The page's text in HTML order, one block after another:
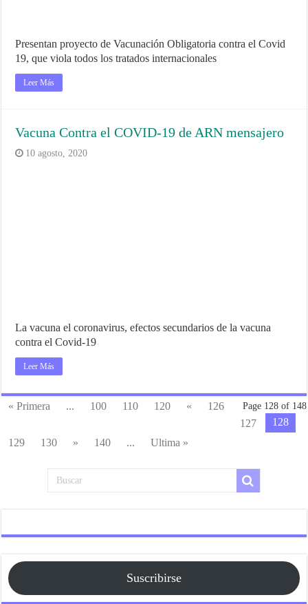
Presentan proyecto de Vacunación Obligatoria contra el Covid
19, que viola todos los tratados internacionales
Leer Más
Vacuna Contra el COVID-19 de ARN mensajero
10 agosto, 2020
La vacuna el coronavirus, efectos secundarios de la vacuna
contra el Covid-19
Leer Más
Page 128 of 148
« Primera ... 100 110 120 «
126
127
128
129
130 » 140 ... Ultima »
Suscribirse